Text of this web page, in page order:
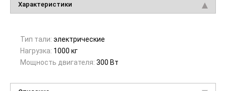
Характеристики
Тип тали: электрические
Нагрузка: 1000 кг
Мощность двигателя: 300 Вт